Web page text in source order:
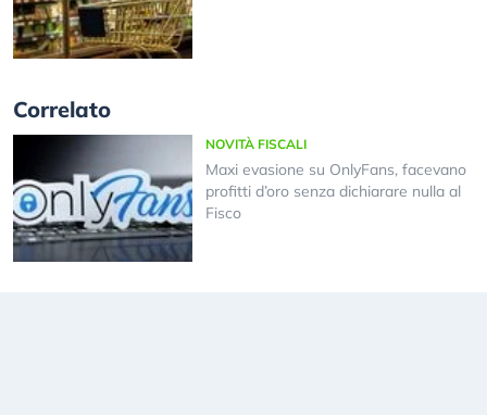
Correlato
NOVITÀ FISCALI
Maxi evasione su OnlyFans, facevano
profitti d’oro senza dichiarare nulla al
Fisco